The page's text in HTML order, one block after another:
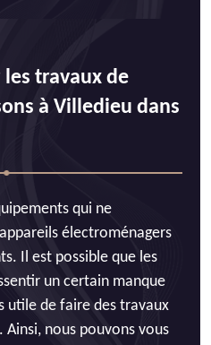
travaux de
à Villedieu dans
qui ne
électroménagers
Il est possible que les
un certain manque
utile de faire des travaux
Ainsi, nous pouvons vous